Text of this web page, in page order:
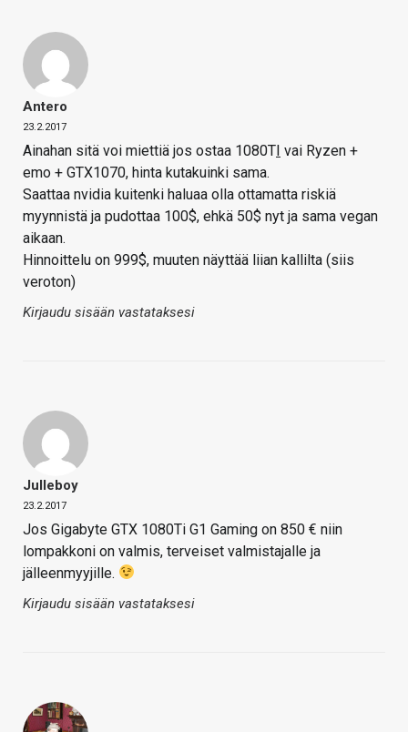
Antero
23.2.2017
Ainahan sitä voi miettiä jos ostaa 1080TI vai Ryzen +
emo + GTX1070, hinta kutakuinki sama.
Saattaa nvidia kuitenki haluaa olla ottamatta riskiä
myynnistä ja pudottaa 100$, ehkä 50$ nyt ja sama vegan
aikaan.
Hinnoittelu on 999$, muuten näyttää liian kallilta (siis
veroton)
Kirjaudu sisään vastataksesi
Julleboy
23.2.2017
Jos Gigabyte GTX 1080Ti G1 Gaming on 850 € niin
lompakkoni on valmis, terveiset valmistajalle ja
jälleenmyyjille.
Kirjaudu sisään vastataksesi